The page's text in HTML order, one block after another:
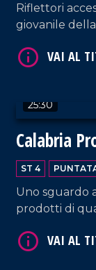
Riflettori
giovanile
25:30
Calabria
ST 4
Uno sguardo
prodotti di
VAI AL TITOLO